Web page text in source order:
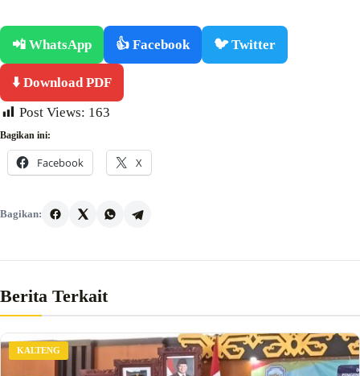
📲 WhatsApp 👍 Facebook 🐦 Twitter
⬇️ Download PDF
Post Views: 163
Bagikan ini:
Facebook X
Bagikan:
Berita Terkait
KALTENG